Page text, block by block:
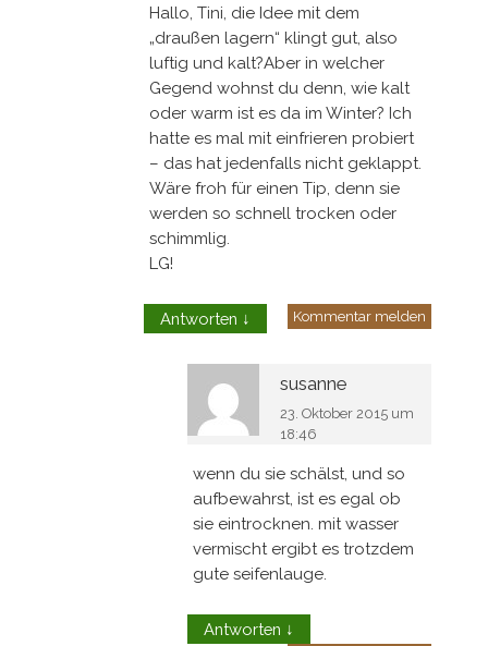
Hallo, Tini, die Idee mit dem
„draußen lagern“ klingt gut, also
luftig und kalt?Aber in welcher
Gegend wohnst du denn, wie kalt
oder warm ist es da im Winter? Ich
hatte es mal mit einfrieren probiert
– das hat jedenfalls nicht geklappt.
Wäre froh für einen Tip, denn sie
werden so schnell trocken oder
schimmlig.
LG!
Antworten ↓ Kommentar melden
susanne
23. Oktober 2015 um
18:46
wenn du sie schälst, und so
aufbewahrst, ist es egal ob
sie eintrocknen. mit wasser
vermischt ergibt es trotzdem
gute seifenlauge.
Antworten ↓